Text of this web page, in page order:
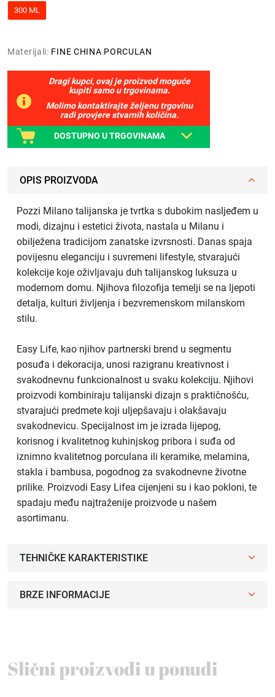
300 ML
Materijali: FINE CHINA PORCULAN
Dragi kupci, ovaj je proizvod moguće
kupiti samo u trgovinama.
Molimo kontaktirajte željenu trgovinu
radi provjere stvarnih količina.
DOSTUPNO U TRGOVINAMA
OPIS PROIZVODA
Pozzi Milano talijanska je tvrtka s dubokim nasljeđem u
modi, dizajnu i estetici života, nastala u Milanu i
obilježena tradicijom zanatske izvrsnosti. Danas spaja
povijesnu eleganciju i suvremeni lifestyle, stvarajući
kolekcije koje oživljavaju duh talijanskog luksuza u
modernom domu. Njihova filozofija temelji se na ljepoti
detalja, kulturi življenja i bezvremenskom milanskom
stilu.
Easy Life, kao njihov partnerski brend u segmentu
posuđa i dekoracija, unosi razigranu kreativnost i
svakodnevnu funkcionalnost u svaku kolekciju. Njihovi
proizvodi kombiniraju talijanski dizajn s praktičnošću,
stvarajući predmete koji uljepšavaju i olakšavaju
svakodnevicu. Specijalnost im je izrada lijepog,
korisnog i kvalitetnog kuhinjskog pribora i suđa od
iznimno kvalitetnog porculana ili keramike, melamina,
stakla i bambusa, pogodnog za svakodnevne životne
prilike. Proizvodi Easy Lifea cijenjeni su i kao pokloni, te
spadaju među najtraženije proizvode u našem
asortimanu.
TEHNIČKE KARAKTERISTIKE
BRZE INFORMACIJE
Slični proizvodi u ponudi